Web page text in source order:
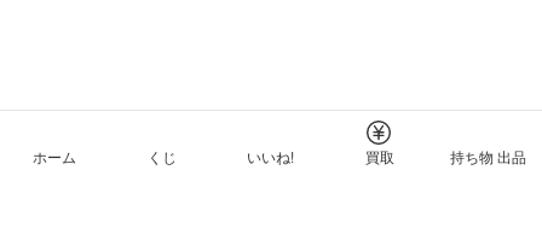
ホーム くじ いいね! 買取 持ち物 出品